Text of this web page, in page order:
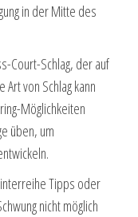
in der Mitte des
Court-Schlag, der auf
von Schlag kann
Möglichkeiten
üben, um
Tipps oder
nicht möglich